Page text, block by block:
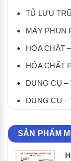
TỦ LƯU
MÁY PHUN
HÓA CHẤT
HÓA CHẤT
DỤNG CỤ –
DỤNG CỤ –
SẢN PHẨM